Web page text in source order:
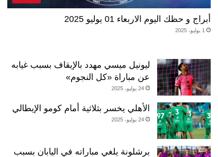
أبراج و حظك اليوم الاربعاء 01 يوليو 2025
1 يوليو، 2025
ليونيل ميسي مهدد بالإيقاف بسبب غيابه
عن مباراة «كل النجوم»
24 يوليو، 2025
الأهلي يخسر بثلاثية أمام كومو الإيطالي
24 يوليو، 2025
برشلونة يلغي مباراته في اليابان بسبب